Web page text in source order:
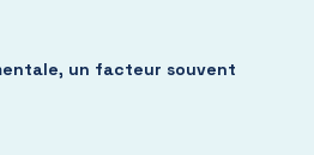
un facteur souvent